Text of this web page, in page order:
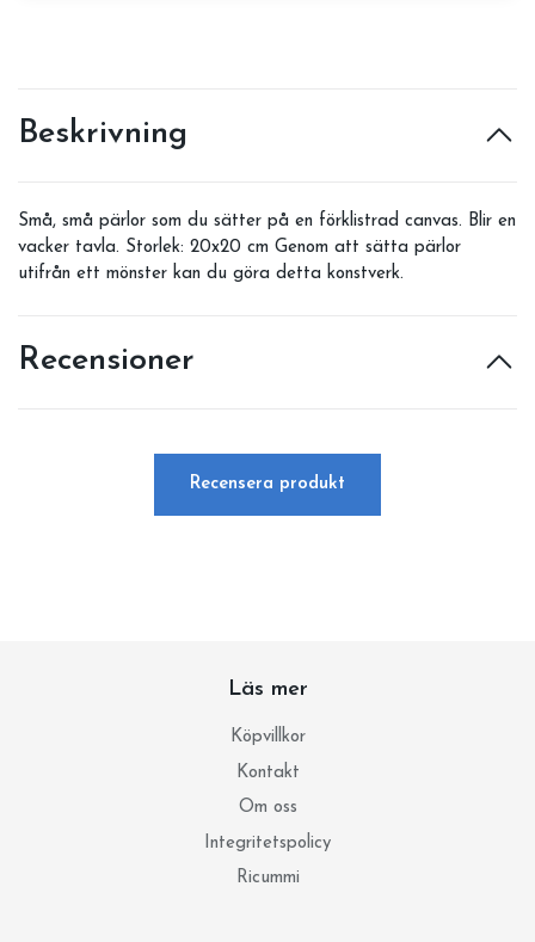
Beskrivning
Små, små pärlor som du sätter på en förklistrad canvas. Blir en
vacker tavla. Storlek: 20x20 cm Genom att sätta pärlor
utifrån ett mönster kan du göra detta konstverk.
Recensioner
Recensera produkt
Läs mer
Köpvillkor
Kontakt
Om oss
Integritetspolicy
Ricummi